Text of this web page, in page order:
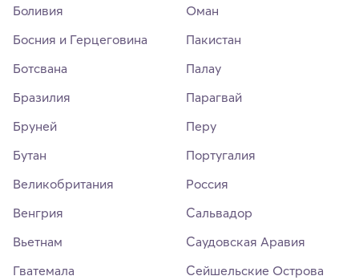
Боливия
Босния и Герцеговина
Ботсвана
Бразилия
Бруней
Бутан
Великобритания
Венгрия
Вьетнам
Гватемала
Оман
Пакистан
Палау
Парагвай
Перу
Португалия
Россия
Сальвадор
Саудовская Аравия
Сейшельские Острова